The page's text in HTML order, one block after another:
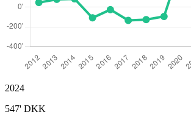
2024
547' DKK